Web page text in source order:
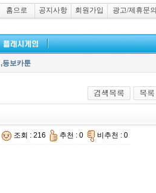
홈으로 공지사항 회원가입 광고/제휴문의
,등보카툰
조회 : 216 추천 : 0 비추천 : 0